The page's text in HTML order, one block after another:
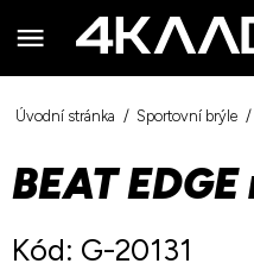
Úvodní stránka Sportovní brýle
BEAT
Kód: G-20131